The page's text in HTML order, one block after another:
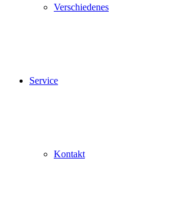
Verschiedenes
Service
Kontakt